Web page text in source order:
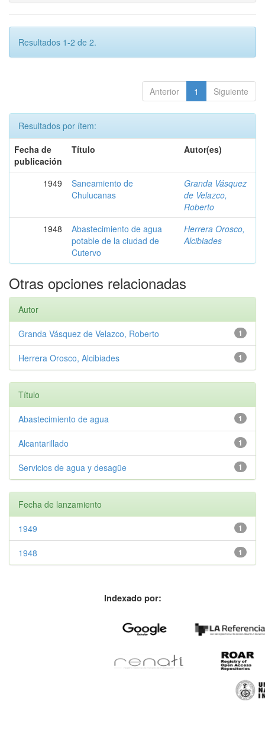
Resultados 1-2 de 2.
Anterior 1 Siguiente
Resultados por ítem:
Fecha de
publicación
Título Autor(es)
1949
Saneamiento de
Chulucanas
Granda Vásquez
de Velazco,
Roberto
1948
Abastecimiento de agua
potable de la ciudad de
Cutervo
Herrera Orosco,
Alcibiades
Otras opciones relacionadas
Autor
1
Granda Vásquez de Velazco, Roberto
1
Herrera Orosco, Alcibiades
Título
1
Abastecimiento de agua
1
Alcantarillado
1
Servicios de agua y desagüe
Fecha de lanzamiento
1
1949
1
1948
Indexado por: